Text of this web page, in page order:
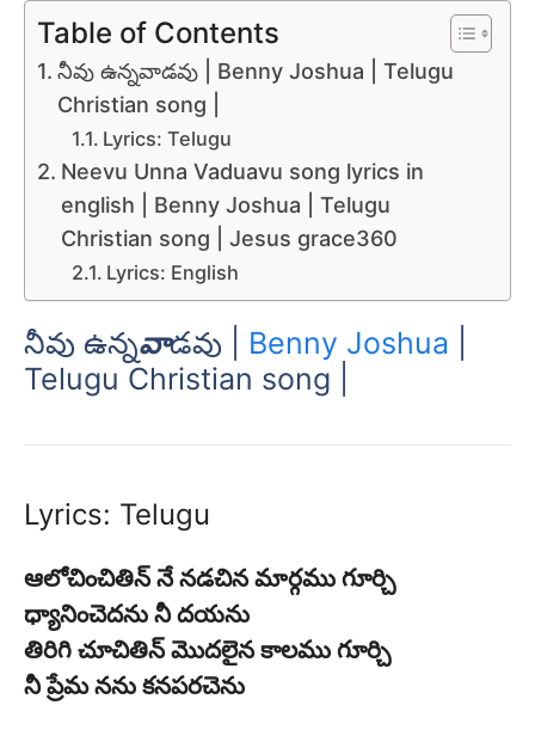
Table of Contents
నీవు ఉన్నవాడవు | Benny Joshua | Telugu
Christian song |
Lyrics: Telugu
Neevu Unna Vaduavu song lyrics in
english | Benny Joshua | Telugu
Christian song | Jesus grace360
Lyrics: English
నీవు ఉన్నవాడవు | Benny Joshua
Telugu Christian song |
Lyrics: Telugu
ఆలోచించితిన్ నే నడచిన మార్గము గూర్చి
ధ్యానించెదను నీ దయను
తిరిగి చూచితిన్ మొదలైన కాలము గూర్చి
నీ ప్రేమ నను కనపరచెను